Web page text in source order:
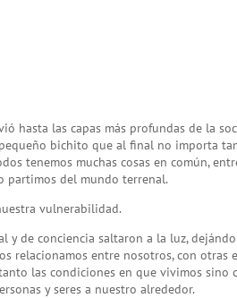
hasta las capas más profundas de la
bichito que al final no importa
tenemos muchas cosas en común,
partimos del mundo terrenal.
vulnerabilidad.
y de conciencia saltaron a la luz,
relacionamos entre nosotros, con otras
las condiciones en que vivimos sino
y seres a nuestro alrededor.